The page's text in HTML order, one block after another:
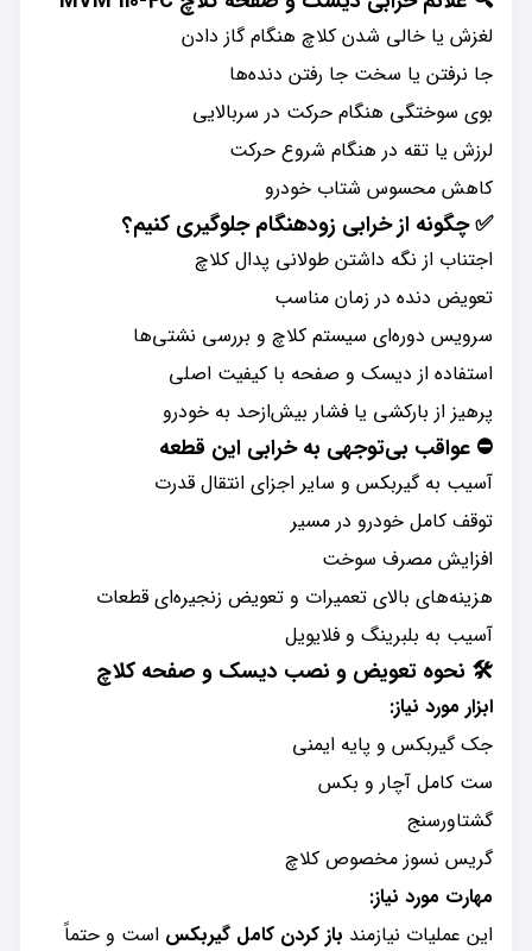
لغزش یا خالی شدن کلاچ هنگام گاز دادن
جا نرفتن یا سخت جا رفتن دنده‌ها
بوی سوختگی هنگام حرکت در سربالایی
لرزش یا تقه در هنگام شروع حرکت
کاهش محسوس شتاب خودرو
✅چگونه از خرابی زودهنگام جلوگیری کنیم؟
اجتناب از نگه داشتن طولانی پدال کلاچ
تعویض دنده در زمان مناسب
سرویس دوره‌ای سیستم کلاچ و بررسی نشتی‌ها
استفاده از دیسک و صفحه با کیفیت اصلی
پرهیز از بارکشی یا فشار بیش‌ازحد به خودرو
⛔ عواقب بی‌توجهی به خرابی این قطعه
آسیب به گیربکس و سایر اجزای انتقال قدرت
توقف کامل خودرو در مسیر
افزایش مصرف سوخت
هزینه‌های بالای تعمیرات و تعویض زنجیره‌ای قطعات
آسیب به بلبرینگ و فلایویل
🛠️ نحوه تعویض و نصب دیسک و صفحه کلاچ
ابزار مورد نیاز:
جک گیربکس و پایه ایمنی
ست کامل آچار و بکس
گشتاورسنج
گریس نسوز مخصوص کلاچ
مهارت مورد نیاز:
این عملیات نیازمند باز کردن کامل گیربکس است و حتماً